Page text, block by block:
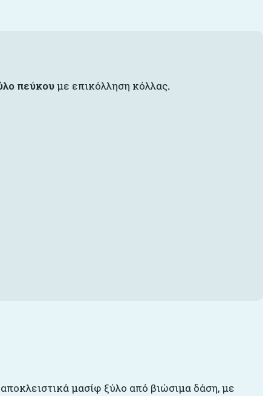
πεύκουμε επικόλληση κόλλας.
μασίφ ξύλο από βιώσιμα δάση, με